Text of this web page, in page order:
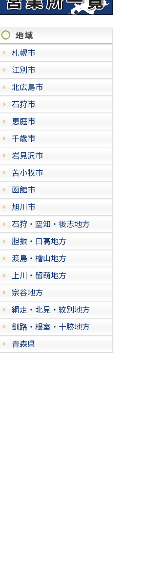
札幌市
江別市
北広島市
石狩市
恵庭市
千歳市
岩見沢市
苫小牧市
函館市
旭川市
石狩・空知・後志地方
胆振・日高地方
渡島・檜山地方
上川・留萌地方
宗谷地方
網走・北見・紋別地方
釧路・根室・十勝地方
青森県